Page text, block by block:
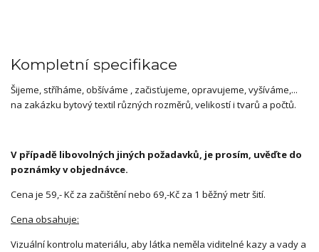
Kompletní specifikace
Šijeme, stříháme, obšíváme , začisťujeme, opravujeme, vyšíváme,...
na zakázku bytový textil různých rozměrů, velikostí i tvarů a počtů.
V případě libovolných jiných požadavků, je prosím, uvěďte do
poznámky v objednávce.
Cena je 59,- Kč za začištění nebo 69,-Kč za 1 běžný metr šití.
Cena obsahuje:
Vizuální kontrolu materiálu, aby látka neměla viditelné kazy a vady a